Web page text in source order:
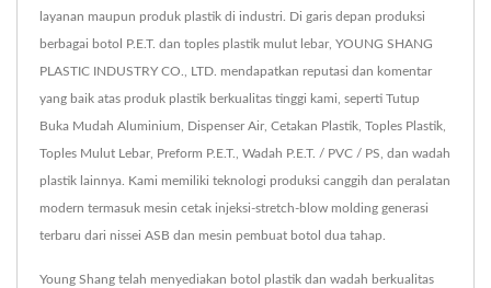
layanan maupun produk plastik di industri. Di garis depan produksi
berbagai botol P.E.T. dan toples plastik mulut lebar, YOUNG SHANG
PLASTIC INDUSTRY CO., LTD. mendapatkan reputasi dan komentar
yang baik atas produk plastik berkualitas tinggi kami, seperti Tutup
Buka Mudah Aluminium, Dispenser Air, Cetakan Plastik, Toples Plastik,
Toples Mulut Lebar, Preform P.E.T., Wadah P.E.T. / PVC / PS, dan wadah
plastik lainnya. Kami memiliki teknologi produksi canggih dan peralatan
modern termasuk mesin cetak injeksi-stretch-blow molding generasi
terbaru dari nissei ASB dan mesin pembuat botol dua tahap.
Young Shang telah menyediakan botol plastik dan wadah berkualitas